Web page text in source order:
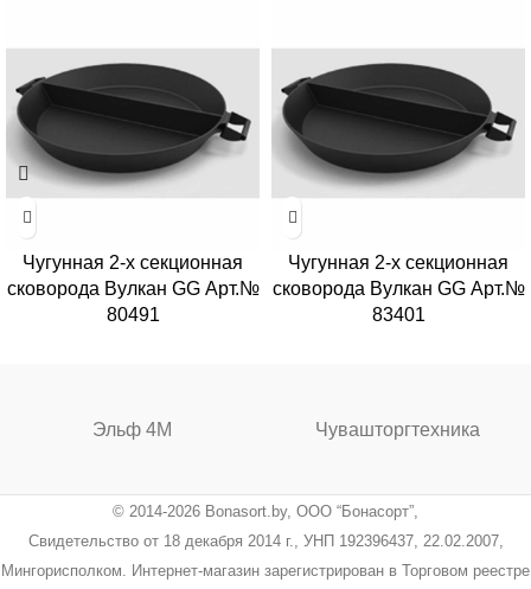
Чугунная 2-х секционная
сковорода Вулкан GG Арт.№
80491
Чугунная 2-х секционная
сковорода Вулкан GG Арт.№
83401
Эльф 4М Чувашторгтехника
© 2014-2026 Bonasort.by, ООО “Бонасорт”,
Свидетельство от 18 декабря 2014 г., УНП 192396437, 22.02.2007,
Мингорисполком. Интернет-магазин зарегистрирован в Торговом реестре